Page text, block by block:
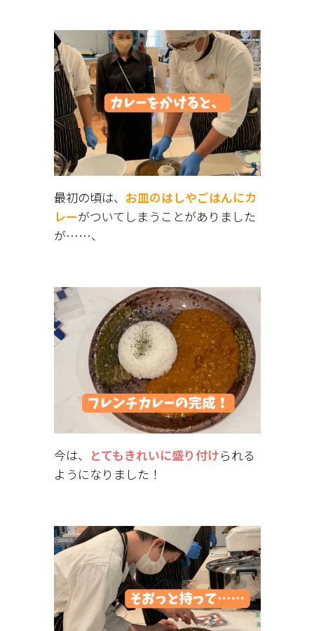
最初の頃は、 お皿のはしやごはんにカ
レーがついてしまうことがありました
が……、
今は、 とてもきれいに盛り付けられる
ようになりました！